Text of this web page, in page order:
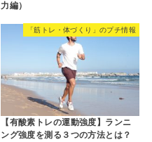
力編）
「筋トレ・体づくり」のプチ情報
【有酸素トレの運動強度】ランニ
ング強度を測る３つの方法とは？